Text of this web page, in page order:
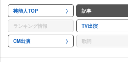
芸能人TOP 記事
ランキング情報 TV出演
CM出演 歌詞